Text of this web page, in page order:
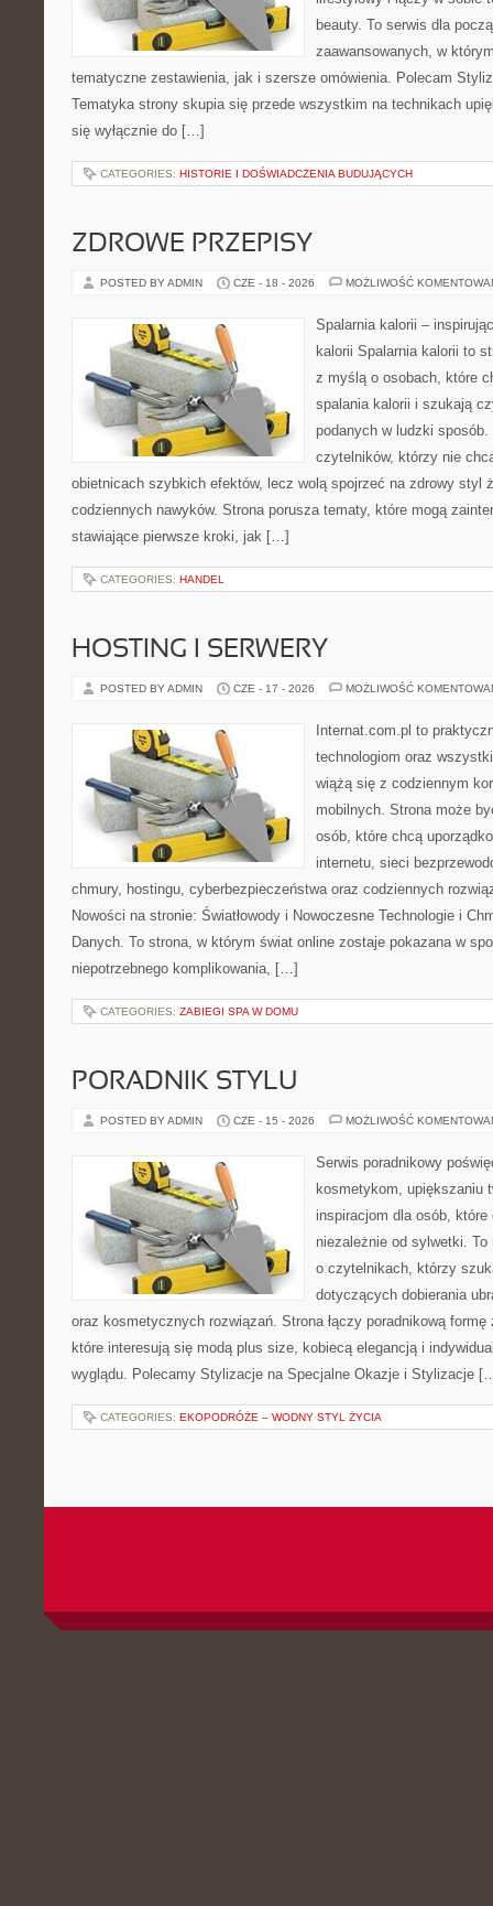
beauty. To serwis dla
zaawansowanych, w
tematyczne zestawienia, jak i szersze omówienia. Polecam
Tematyka strony skupia się przede wszystkim na technikach
się wyłącznie do […]
CATEGORIES: HISTORIE I DOŚWIADCZENIA BUDUJĄCYCH
ZDROWE PRZEPISY
POSTED BY ADMIN CZE - 18 - 2026 MOŻLIWOŚĆ
Spalarnia kalorii –
kalorii Spalarnia kalorii to
z myślą o osobach, które
spalania kalorii i szukają
podanych w ludzki sposób.
czytelników, którzy nie
obietnicach szybkich efektów, lecz wolą spojrzeć na zdrowy styl
codziennych nawyków. Strona porusza tematy, które mogą
stawiające pierwsze kroki, jak […]
CATEGORIES: HANDEL
HOSTING I SERWERY
POSTED BY ADMIN CZE - 17 - 2026 MOŻLIWOŚĆ
Internat.com.pl to
technologiom oraz
wiążą się z codziennym
mobilnych. Strona może
osób, które chcą
internetu, sieci
chmury, hostingu, cyberbezpieczeństwa oraz codziennych
Nowości na stronie: Światłowody i Nowoczesne Technologie i
Danych. To strona, w którym świat online zostaje pokazana w
niepotrzebnego komplikowania, […]
CATEGORIES: ZABIEGI SPA W DOMU
PORADNIK STYLU
POSTED BY ADMIN CZE - 15 - 2026 MOŻLIWOŚĆ
Serwis poradnikowy
kosmetykom, upiększaniu
inspiracjom dla osób,
niezależnie od sylwetki.
o czytelnikach, którzy
dotyczących dobierania
oraz kosmetycznych rozwiązań. Strona łączy poradnikową
które interesują się modą plus size, kobiecą elegancją i
wyglądu. Polecamy Stylizacje na Specjalne Okazje i Stylizacje
CATEGORIES: EKOPODRÓŻE – WODNY STYL ŻYCIA